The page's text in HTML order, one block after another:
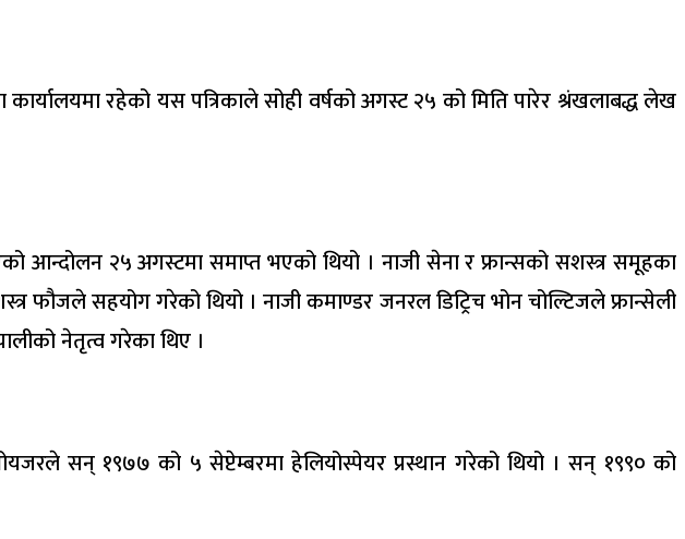
कार्यालयमा रहेको यस पत्रिकाले सोही वर्षको अगस्ट २५ को मिति पारेर श्रंखलाबद्ध लेख
आन्दोलन २५ अगस्टमा समाप्त भएको थियो । नाजी सेना र फ्रान्सको सशस्त्र समूहका
फौजले सहयोग गरेको थियो । नाजी कमाण्डर जनरल डिट्रिच भोन चोल्टिजले फ्रान्सेली
नेतृत्व गरेका थिए ।
सन् १९७७ को ५ सेप्टेम्बरमा हेलियोस्पेयर प्रस्थान गरेको थियो । सन् १९९० को